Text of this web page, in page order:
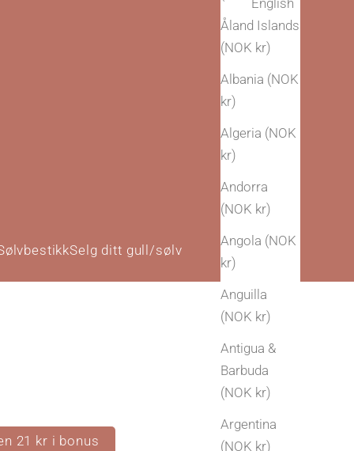
Selg ditt gull/sølv
Åland Islands
(NOK kr)
Albania (NOK
kr)
Algeria (NOK
kr)
Andorra
(NOK kr)
Angola (NOK
kr)
Anguilla
(NOK kr)
Antigua &
Barbuda
(NOK kr)
Argentina
(NOK kr)
English
21 kr i bonus